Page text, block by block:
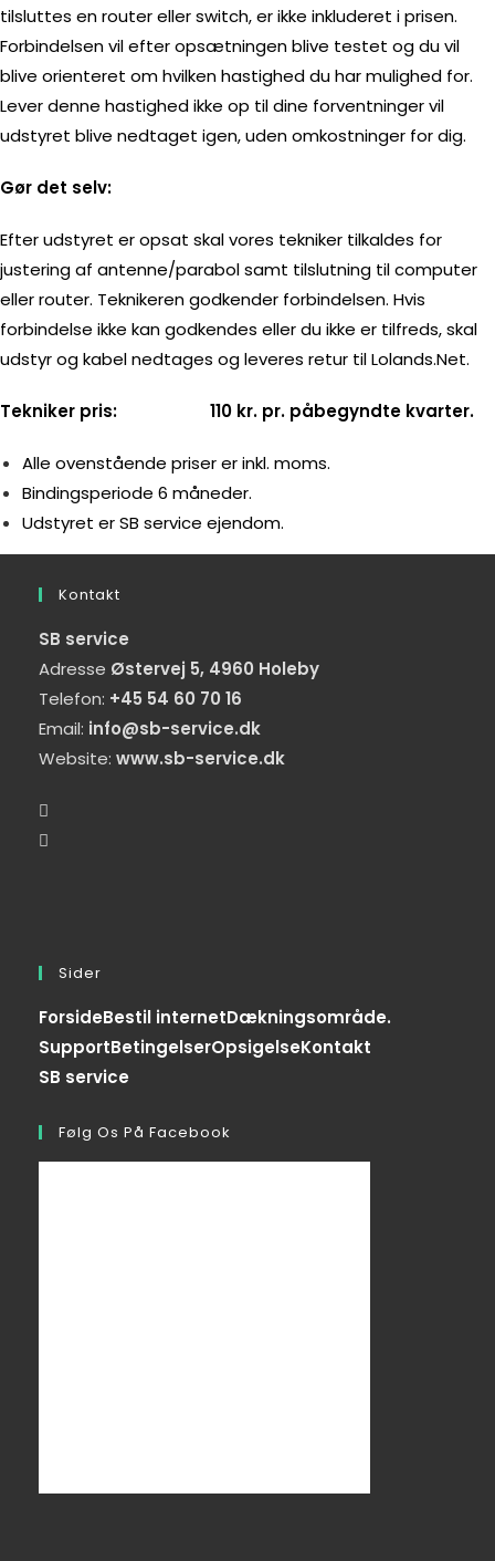
tilsluttes en router eller switch, er ikke inkluderet i prisen.
Forbindelsen vil efter opsætningen blive testet og du vil
blive orienteret om hvilken hastighed du har mulighed for.
Lever denne hastighed ikke op til dine forventninger vil
udstyret blive nedtaget igen, uden omkostninger for dig.
Gør det selv:
Efter udstyret er opsat skal vores tekniker tilkaldes for
justering af antenne/parabol samt tilslutning til computer
eller router. Teknikeren godkender forbindelsen. Hvis
forbindelse ikke kan godkendes eller du ikke er tilfreds, skal
udstyr og kabel nedtages og leveres retur til Lolands.Net.
Tekniker pris: 110 kr. pr. påbegyndte kvarter.
Alle ovenstående priser er inkl. moms.
Bindingsperiode 6 måneder.
Udstyret er SB service ejendom.
Kontakt
SB service
Adresse Østervej 5, 4960 Holeby
Telefon: +45 54 60 70 16
Email: info@sb-service.dk
Website: www.sb-service.dk
Sider
ForsideBestil internetDækningsområde.
SupportBetingelserOpsigelseKontakt
SB service
Følg Os På Facebook